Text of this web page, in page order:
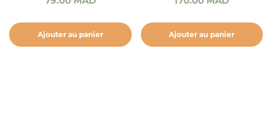
Ajouter au panier Ajouter au panier